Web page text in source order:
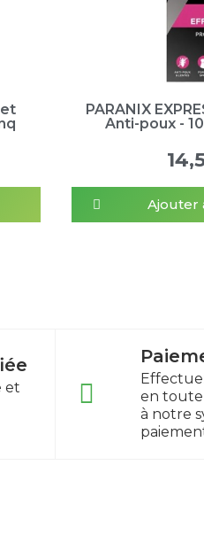
et
PARANIX
Anti-poux -
Ajouter
et
en
à notre